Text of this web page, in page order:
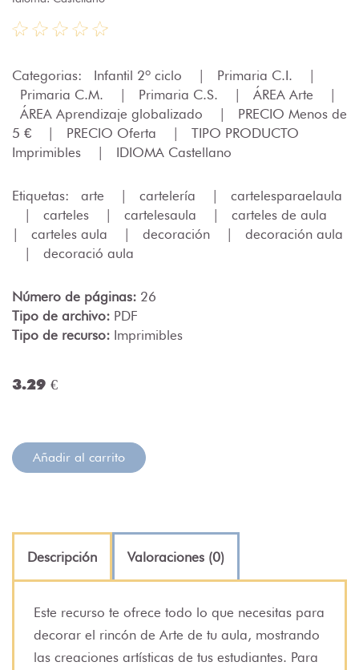
Categorias: Infantil 2º ciclo | Primaria C.I.
|
Primaria C.M.
| Primaria C.S. | ÁREA Arte
|
ÁREA Aprendizaje globalizado
|
PRECIO Menos de
5 €
| PRECIO Oferta |
TIPO PRODUCTO
Imprimibles
| IDIOMA Castellano
Etiquetas: arte | cartelería |
cartelesparaelaula
|
carteles | cartelesaula |
carteles de aula
|
carteles aula | decoración |
decoración aula
|
decoració aula
Número de páginas: 26
Tipo de archivo: PDF
Tipo de recurso: Imprimibles
3.29 €
Añadir al carrito
Descripción Valoraciones (0)
Este recurso te ofrece todo lo que necesitas para
decorar el rincón de Arte de tu aula, mostrando
las creaciones artísticas de tus estudiantes. Para